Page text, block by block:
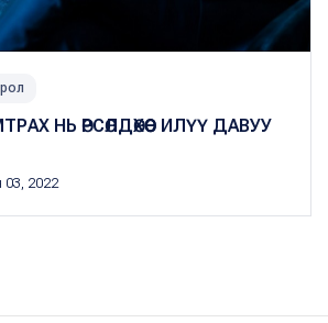
НЬ ӨРСӨЛДӨХӨӨС ИЛҮҮ ДАВУУ
03, 2022